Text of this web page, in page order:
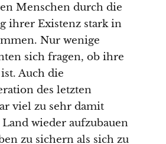
Menschen durch die
ihrer Existenz stark in
Nur wenige
sich fragen, ob ihre
Auch die
des letzten
viel zu sehr damit
wieder aufzubauen
zu sichern als sich zu